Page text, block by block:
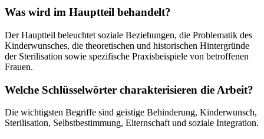
Was wird im Hauptteil behandelt?
Der Hauptteil beleuchtet soziale Beziehungen, die Problematik des
Kinderwunsches, die theoretischen und historischen Hintergründe
der Sterilisation sowie spezifische Praxisbeispiele von betroffenen
Frauen.
Welche Schlüsselwörter charakterisieren die Arbeit?
Die wichtigsten Begriffe sind geistige Behinderung, Kinderwunsch,
Sterilisation, Selbstbestimmung, Elternschaft und soziale Integration.